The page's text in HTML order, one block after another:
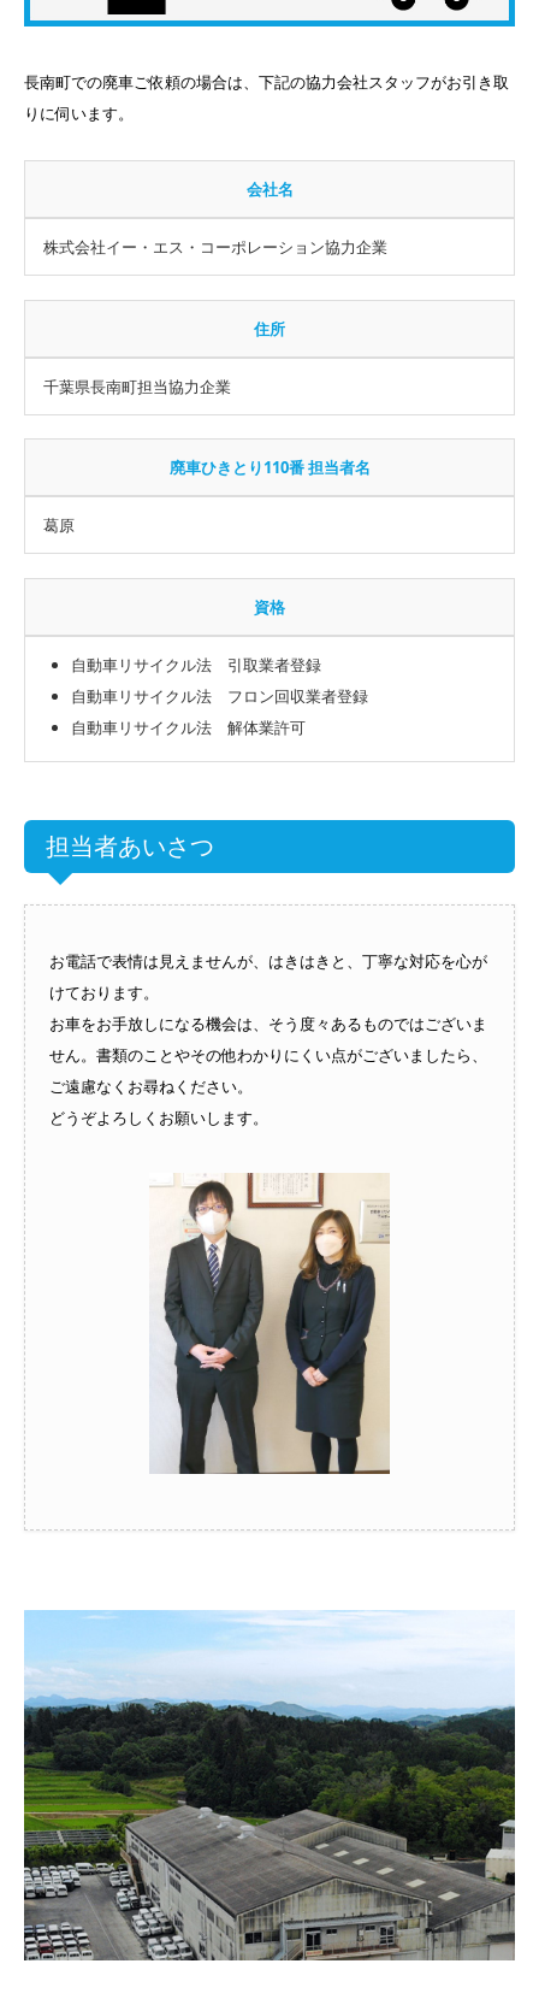
長南町での廃車ご依頼の場合は、下記の協力会社スタッフがお引き取
りに伺います。
会社名
株式会社イー・エス・コーポレーション協力企業
住所
千葉県長南町担当協力企業
廃車ひきとり110番 担当者名
葛原
資格
自動車リサイクル法 引取業者登録
自動車リサイクル法 フロン回収業者登録
自動車リサイクル法 解体業許可
担当者あいさつ
お電話で表情は見えませんが、はきはきと、丁寧な対応を心が
けております。
お車をお手放しになる機会は、そう度々あるものではございま
せん。書類のことやその他わかりにくい点がございましたら、
ご遠慮なくお尋ねください。
どうぞよろしくお願いします。